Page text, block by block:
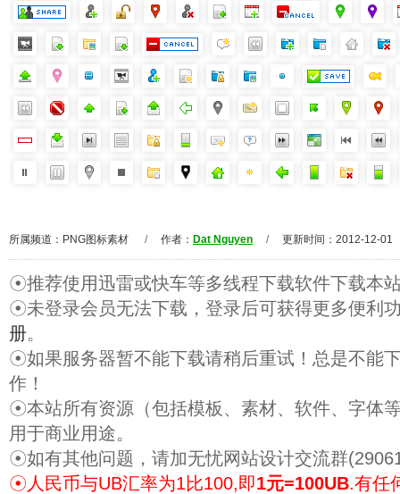
所属频道： PNG图标素材 / 作者： Dat Nguyen / 更新时间：2012-12-01
☉推荐使用迅雷或快车等多线程下载软件下载本
☉未登录会员无法下载，登录后可获得更多便利
册。
☉如果服务器暂不能下载请稍后重试！总是不能
作！
☉本站所有资源（包括模板、素材、软件、字体
用于商业用途。
☉如有其他问题，请加无忧网站设计交流群
☉人民币与UB汇率为1比100,即1元=100UB.有任